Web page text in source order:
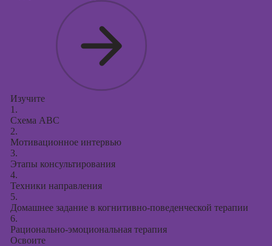
Изучите
1.
Схема ABC
2.
Мотивационное интервью
3.
Этапы консультирования
4.
Техники направления
5.
Домашнее задание в когнитивно-поведенческой терапии
6.
Рационально-эмоциональная терапия
Освоите